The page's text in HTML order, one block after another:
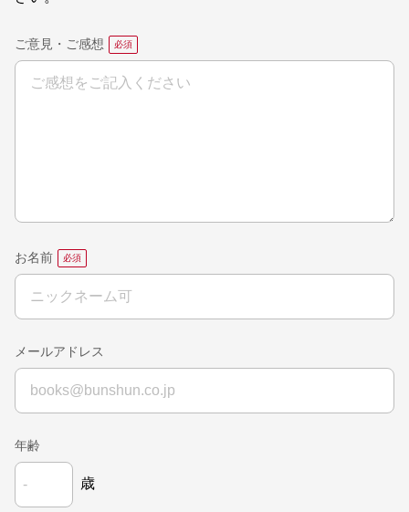
ご意見・ご感想
お名前
メールアドレス
年齢
歳